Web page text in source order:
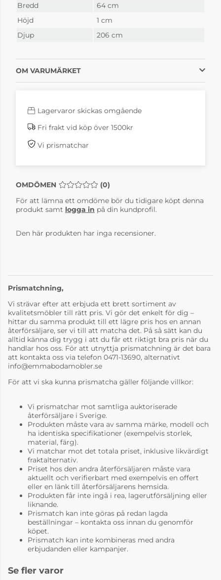
Bredd
64 cm
Höjd
1 cm
Djup
206 cm
OM VARUMÄRKET
Lagervaror skickas omgående
Fri frakt vid köp över 1500kr
Vi prismatchar
OMDÖMEN MEDELBETYG 0 AV 5 ANTAL BETYG 0
(0)
För att lämna ett omdöme bör du tidigare köpt denna
produkt samt logga in på din kundprofil.
Den här produkten har inga recensioner.
Prismatchning,
Vi strävar efter att erbjuda ett brett sortiment av
kvalitetsmöbler till rätt pris. Vi gör det enkelt för dig –
hittar du samma produkt till ett lägre pris hos en annan
återförsäljare, ser vi till att matcha det. På så sätt kan du
alltid känna dig trygg i att du får ett riktigt bra pris när du
handlar hos oss. För att utnyttja prismatchning är det bara
att kontakta oss via telefon 0471-13690, alternativt
info@emmabodamobler.se
För att vi ska kunna prismatcha gäller följande villkor:
Vi prismatchar mot samtliga auktoriserade
återförsäljare i Sverige.
Produkten måste vara av samma märke, modell och
ha identiska specifikationer (exempelvis storlek,
material, färg).
Vi matchar mot det totala priset, inklusive likvärdigt
fraktalternativ.
Priset hos den andra återförsäljaren måste vara
aktuellt och verifierbart med exempelvis en offert
eller en länk till återförsäljarens hemsida.
Produkten får inte ingå i rea, lagerutförsäljning eller
liknande.
Prismatch kan inte göras på redan lagda
beställningar – kontakta oss innan du genomför
köpet.
Prismatch kan inte kombineras med andra
erbjudanden eller kampanjer.
Se fler varor